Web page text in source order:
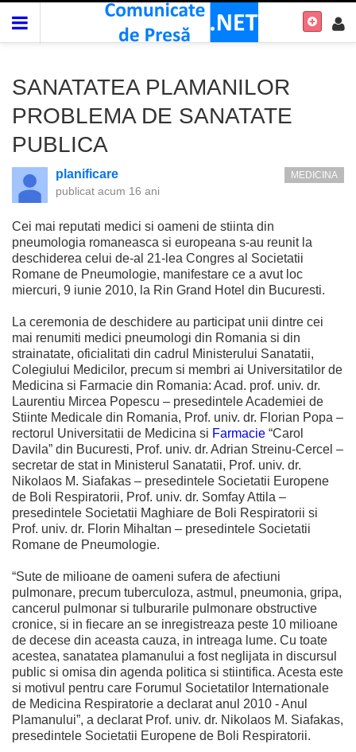
SANATATEA PLAMANILOR
PROBLEMA DE SANATATE
PUBLICA
planificare
publicat acum 16 ani
MEDICINA
Cei mai reputati medici si oameni de stiinta din
pneumologia romaneasca si europeana s-au reunit la
deschiderea celui de-al 21-lea Congres al Societatii
Romane de Pneumologie, manifestare ce a avut loc
miercuri, 9 iunie 2010, la Rin Grand Hotel din Bucuresti.
La ceremonia de deschidere au participat unii dintre cei
mai renumiti medici pneumologi din Romania si din
strainatate, oficialitati din cadrul Ministerului Sanatatii,
Colegiului Medicilor, precum si membri ai Universitatilor de
Medicina si Farmacie din Romania: Acad. prof. univ. dr.
Laurentiu Mircea Popescu – presedintele Academiei de
Stiinte Medicale din Romania, Prof. univ. dr. Florian Popa –
rectorul Universitatii de Medicina si Farmacie “Carol
Davila” din Bucuresti, Prof. univ. dr. Adrian Streinu-Cercel –
secretar de stat in Ministerul Sanatatii, Prof. univ. dr.
Nikolaos M. Siafakas – presedintele Societatii Europene
de Boli Respiratorii, Prof. univ. dr. Somfay Attila –
presedintele Societatii Maghiare de Boli Respiratorii si
Prof. univ. dr. Florin Mihaltan – presedintele Societatii
Romane de Pneumologie.
“Sute de milioane de oameni sufera de afectiuni
pulmonare, precum tuberculoza, astmul, pneumonia, gripa,
cancerul pulmonar si tulburarile pulmonare obstructive
cronice, si in fiecare an se inregistreaza peste 10 milioane
de decese din aceasta cauza, in intreaga lume. Cu toate
acestea, sanatatea plamanului a fost neglijata in discursul
public si omisa din agenda politica si stiintifica. Acesta este
si motivul pentru care Forumul Societatilor Internationale
de Medicina Respiratorie a declarat anul 2010 - Anul
Plamanului”, a declarat Prof. univ. dr. Nikolaos M. Siafakas,
presedintele Societatii Europene de Boli Respiratorii.